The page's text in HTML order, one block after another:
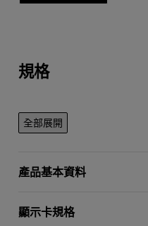
規格
全部展開
產品基本資料
顯示卡規格